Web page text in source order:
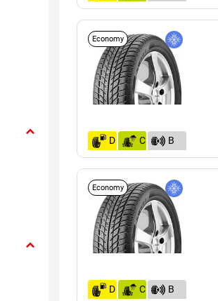
(71)
Economy
D C
B
(71)
Economy
D C
B